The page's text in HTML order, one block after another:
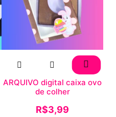
ARQUIVO digital caixa ovo
de colher
R$3,99